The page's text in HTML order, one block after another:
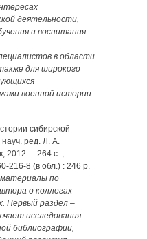
деятельности,
и воспитания
в области
для широкого
военной истории
сибирской
ред. Л. А.
2012. – 264 с. ;
216-8 (в обл.) : 246 р.
материалы по
о коллегах –
Первый раздел –
исследования
библиографии,